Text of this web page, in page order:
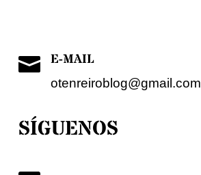
 E-MAIL
otenreiroblog@gmail.com
SÍGUENOS